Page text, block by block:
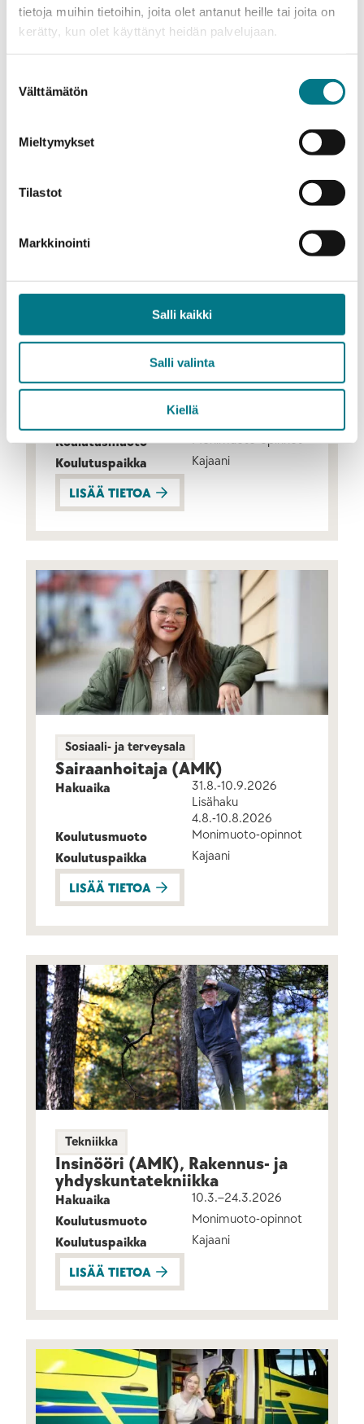
tietoja muihin tietoihin, joita olet antanut heille tai joita on
kerätty, kun olet käyttänyt heidän palvelujaan.
valinta
Välttämätön
Mieltymykset
Tilastot
Markkinointi
Salli kaikki
Salli valinta
Kiellä
Tourism
Bachelor's Degree in Tourism
Hakuaika
31.8.-10.9.2026
Koulutuspaikka
Sosiaali- ja terveysala
Sosionomi (AMK)
10.3.–24.3.2026
Koulutusmuoto
Monimuoto-opinnot
Koulutuspaikka
Kajaani
LISÄÄ TIETOA
Sosiaali- ja terveysala
Sairaanhoitaja (AMK)
Hakuaika
31.8.-10.9.2026
Lisähaku
4.8.-10.8.2026
Koulutusmuoto
Monimuoto-opinnot
Koulutuspaikka
Kajaani
LISÄÄ TIETOA
Tekniikka
Insinööri (AMK), Rakennus- ja
yhdyskunta­tekniikka
Hakuaika
10.3.–24.3.2026
Koulutusmuoto
Monimuoto-opinnot
Koulutuspaikka
Kajaani
LISÄÄ TIETOA